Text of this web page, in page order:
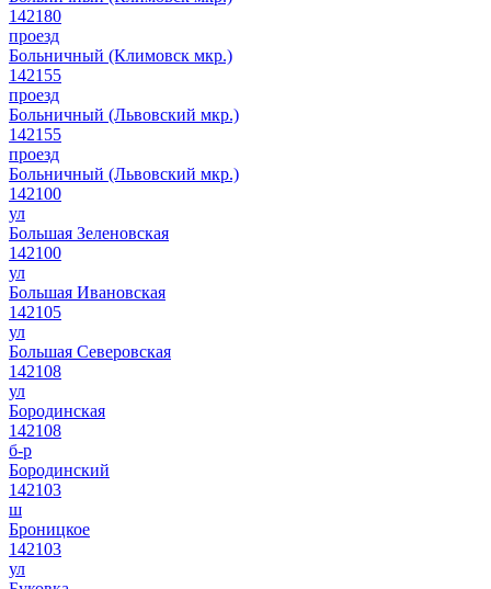
142180
проезд
Больничный (Климовск мкр.)
142155
проезд
Больничный (Львовский мкр.)
142155
проезд
Больничный (Львовский мкр.)
142100
ул
Большая Зеленовская
142100
ул
Большая Ивановская
142105
ул
Большая Северовская
142108
ул
Бородинская
142108
б-р
Бородинский
142103
ш
Броницкое
142103
ул